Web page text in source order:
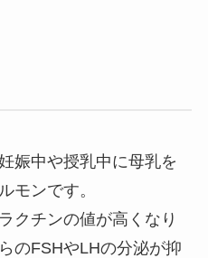
娠中や授乳中に母乳を
モンです。
クチンの値が高くなり
のFSHやLHの分泌が抑